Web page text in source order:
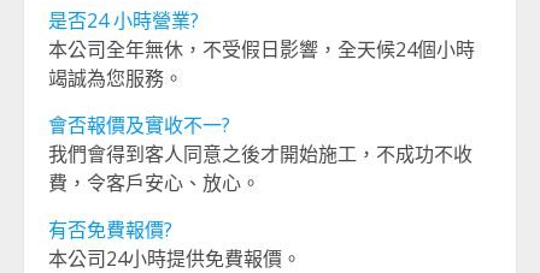
是否24 小時營業?
本公司全年無休，不受假日影響，全天候24個小時
竭誠為您服務。
會否報價及實收不一?
我們會得到客人同意之後才開始施工，不成功不收
費，令客戶安心、放心。
有否免費報價?
本公司24小時提供免費報價。